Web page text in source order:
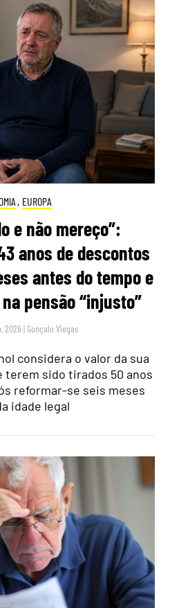
, EUROPA
e não mereço”:
anos de descontos
antes do tempo e
pensão “injusto”
2026 | Gonçalo Viegas
considera o valor da sua
terem sido tirados 50 anos
reformar-se seis meses
idade legal